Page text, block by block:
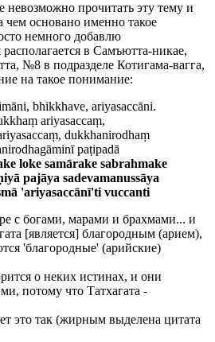
прочитать эту тему и
чем основано именно такое
немного добавлю
располагается в Самъютта-никае,
№8 в подразделе Котигама-вагга,
на такое понимание:
bhikkhave, ariyasaccāni.
ariyasaccaṃ,
dukkhanirodhaṃ
paṭipadā
loke samārake sabrahmake
pajāya sadevamanussāya
'ariyasaccānī'ti vuccanti
с богами, марами и брахмами... и
[является] благородным (арием),
'благородные' (арийские)
о неких истинах, и они
потому что Татхагата -
это так (жирным выделена цитата